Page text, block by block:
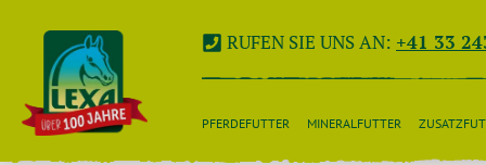
Hauptinhalt springen
Zur Suche springen
Zur Hauptnavigation springen
RUFEN SIE UNS AN: +41 33
PFERDEFUTTER MINERALFUTTER